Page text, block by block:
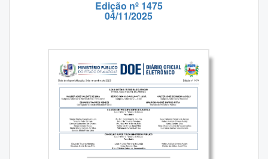
Edição nº 1475
04/11/2025